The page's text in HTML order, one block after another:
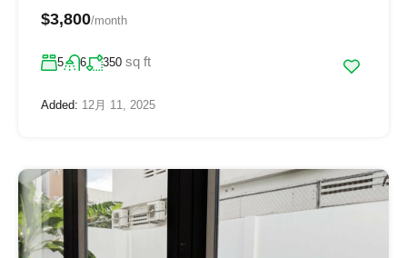
$3,800/month
5 6 350 sq ft
Added: 12月 11, 2025